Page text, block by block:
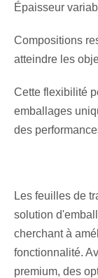
Épaisseur
Compositions
atteindre les
Cette flexibilité
emballages
des
Les feuilles de
solution
cherchant à
fonctionnalité.
premium, des